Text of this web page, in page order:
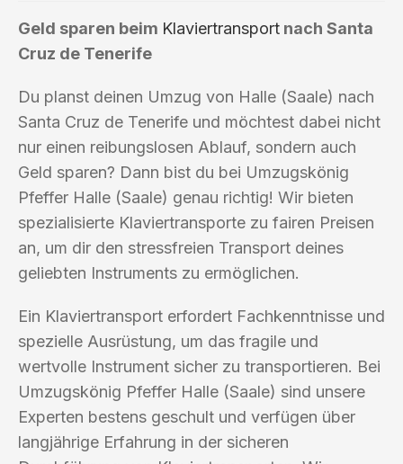
Geld sparen beim Klaviertransport nach Santa
Cruz de Tenerife
Du planst deinen Umzug von Halle (Saale) nach
Santa Cruz de Tenerife und möchtest dabei nicht
nur einen reibungslosen Ablauf, sondern auch
Geld sparen? Dann bist du bei Umzugskönig
Pfeffer Halle (Saale) genau richtig! Wir bieten
spezialisierte Klaviertransporte zu fairen Preisen
an, um dir den stressfreien Transport deines
geliebten Instruments zu ermöglichen.
Ein Klaviertransport erfordert Fachkenntnisse und
spezielle Ausrüstung, um das fragile und
wertvolle Instrument sicher zu transportieren. Bei
Umzugskönig Pfeffer Halle (Saale) sind unsere
Experten bestens geschult und verfügen über
langjährige Erfahrung in der sicheren